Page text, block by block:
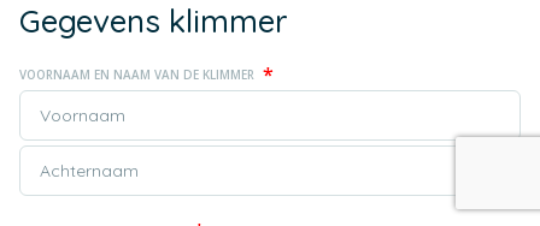
Gegevens klimmer
VOORNAAM EN NAAM VAN DE KLIMMER *